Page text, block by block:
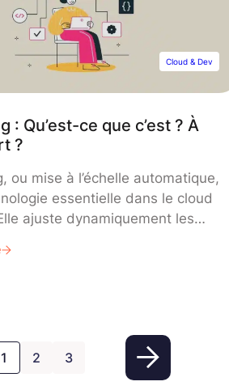
Cloud & Dev
: Qu’est-ce que c’est ? À
?
ou mise à l’échelle automatique,
essentielle dans le cloud
ajuste dynamiquement les
de travail, permettant
son impact sur la gestion des
cloud.
1 2 3